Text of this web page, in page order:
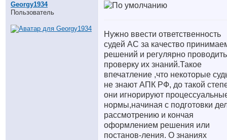
Georgy1934
Пользователь
Нужно ввести ответственность
судей АС за качество
решений и регулярно проводить
проверку их знаний.Такое
впечатление ,что некоторые
не знают АПК РФ, до такой
они игнорируют
нормы,начиная с подготовки
рассмотрению и кончая
оформлением решения или
постанов-ления. О знаниях